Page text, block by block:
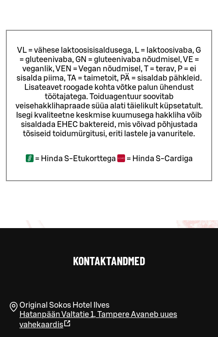
VL = vähese laktoosisisaldusega, L = laktoosivaba, G
= gluteenivaba, GN = gluteenivaba nõudmisel, VE =
veganlik, VEN = Vegan nõudmisel, T = terav, P = ei
sisalda piima, TA = taimetoit, PÄ = sisaldab pähkleid.
Lisateavet roogade kohta võtke palun ühendust
töötajatega. Toiduagentuur soovitab
veisehakklihapraade süüa alati täielikult küpsetatult.
Isegi kvaliteetne keskmise kuumusega hakkliha võib
sisaldada EHEC baktereid, mis võivad põhjustada
tõsiseid toidumürgitusi, eriti lastele ja vanuritele.
= Hinda S-Etukorttega = Hinda S-Cardiga
KONTAKTANDMED
Original Sokos Hotel Ilves
Hatanpään Valtatie 1, TampereAvaneb uues
vahekaardis